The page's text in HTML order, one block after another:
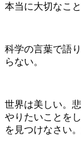
本当に大切なこ
科学の言葉で語
らない。
世界は美しい。
やりたいことを
を見つけなさい